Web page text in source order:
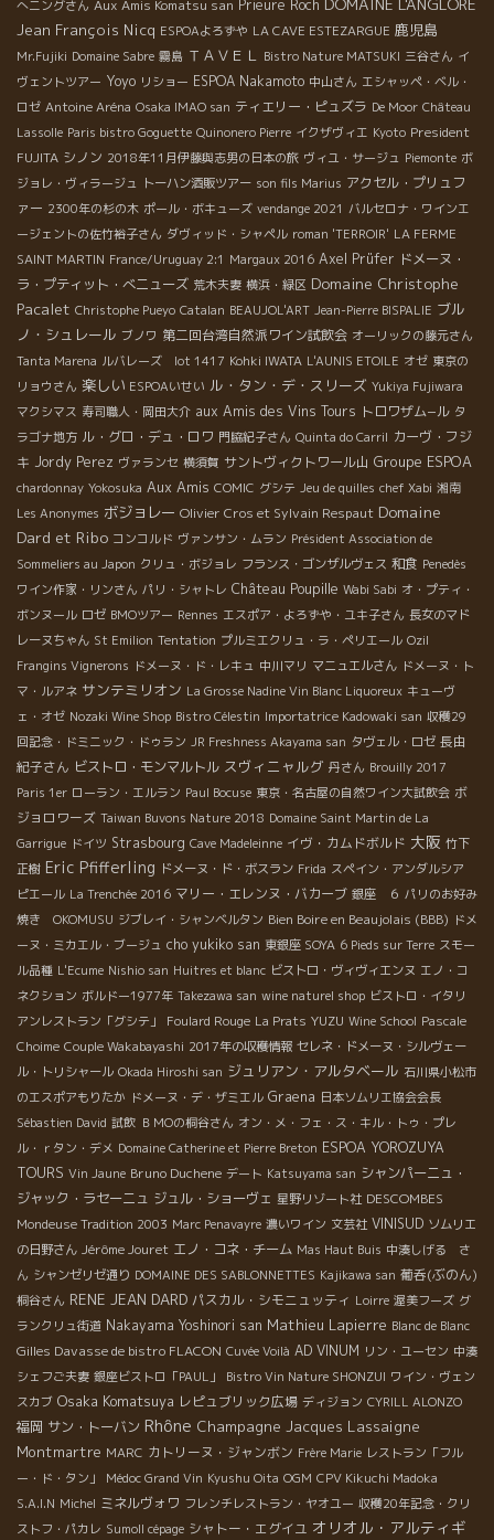
へニングさん Aux Amis Komatsu san Prieure Roch
Jean François Nicq ESPOAよろずや LA CAVE ESTEZARGUE 鹿児島
Mr.Fujiki Domaine Sabre 霧島 ＴＡＶＥＬ Bistro Nature MATSUKI 三谷さん イ
ヴェントツアー Yoyo リショー ESPOA Nakamoto 中山さん エシャッペ・ベル・
ロゼ Antoine Aréna Osaka IMAO san ティエリー・ピュズラ De Moor Château
Lassolle Paris bistro Goguette Quinonero Pierre イクザヴィエ Kyoto President
FUJITA シノン 2018年11月伊藤與志男の日本の旅 ヴィユ・サージュ Piemonte ボ
ジョレ・ヴィラージュ トーハン酒販ツアー son fils Marius アクセル・プリュフ
ァー 2300年の杉の木 ポール・ボキューズ vendange 2021 バルセロナ・ワインエ
ージェントの佐竹裕子さん ダヴィッド・シャペル roman 'TERROIR' LA FERME
SAINT MARTIN France/Uruguay 2:1 Margaux 2016 Axel Prüfer ドメーヌ・
ラ・プティット・べニューズ 荒木夫妻 横浜・緑区 Domaine Christophe
Pacalet Christophe Pueyo Catalan BEAUJOL'ART Jean-Pierre BISPALIE ブル
ノ・シュレール ブノワ 第二回台湾自然派ワイン試飲会 オーリックの藤元さん
Tanta Marena ルバレーズ lot 1417 Kohki IWATA L'AUNIS ETOILE オゼ 東京の
リョウさん 楽しい ESPOAいせい ル・タン・デ・スリーズ Yukiya Fujiwara
マクシマス 寿司職人・岡田大介 aux Amis des Vins Tours トロワザム−ル タ
ラゴナ地方 ル・グロ・デュ・ロワ 門脇紀子さん Quinta do Carril カーヴ・フジ
キ Jordy Perez ヴァランセ 横須賀 サントヴィクトワール山 Groupe ESPOA
chardonnay Yokosuka Aux Amis COMIC グシテ Jeu de quilles chef Xabi 湘南
Les Anonymes ボジョレー Olivier Cros et Sylvain Respaut Domaine
Dard et Ribo コンコルド ヴァンサン・ムラン Président Association de
Sommeliers au Japon クリュ・ボジョレ フランス・ゴンザルヴェス 和食 Penedès
ワイン作家・リンさん パリ・シャトレ Château Poupille Wabi Sabi オ・プティ・
ボンヌール ロゼ BMOツアー Rennes エスポア・よろずや・ユキ子さん 長女のマド
レーヌちゃん St Emilion Tentation プルミエクリュ・ラ・ペリエール Ozil
Frangins Vignerons ドメーヌ・ド・レキュ 中川マリ マニュエルさん ドメーヌ・ト
マ・ルアネ サンテミリオン La Grosse Nadine Vin Blanc Liquoreux キューヴ
ェ・オゼ Nozaki Wine Shop Bistro Célestin Importatrice Kadowaki san 収穫29
回記念・ドミニック・ドゥラン JR Freshness Akayama san タヴェル・ロゼ 長由
紀子さん ビストロ・モンマルトル スヴィニャルグ 丹さん Brouilly 2017
Paris 1er ローラン・エルラン Paul Bocuse 東京・名古屋の自然ワイン大試飲会 ボ
ジョロワーズ Taiwan Buvons Nature 2018 Domaine Saint Martin de La
Garrigue ドイツ Strasbourg Cave Madeleinne イヴ・カムドボルド 大阪 竹下
正樹 Eric Pfifferling ドメーヌ・ド・ボスラン Frida スペイン・アンダルシア
ピエール La Trenchée 2016 マリー・エレンヌ・バカーブ 銀座 ６ パリのお好み
焼き OKOMUSU ジブレイ・シャンベルタン Bien Boire en Beaujolais (BBB) ドメ
ーヌ・ミカエル・ブージュ cho yukiko san 東銀座 SOYA 6 Pieds sur Terre スモー
ル品種 L'Ecume Nishio san Huitres et blanc ビストロ・ヴィヴィエンヌ エノ・コ
ネクション ボルドー1977年 Takezawa san wine naturel shop ビストロ・イタリ
アンレストラン「グシテ」
Foulard Rouge La Prats YUZU Wine School Pascale
Choime Couple Wakabayashi 2017年の収穫情報 セレネ・ドメーヌ・シルヴェー
ル・トリシャール Okada Hiroshi san ジュリアン・アルタベール 石川県小松市
のエスポアもりたか ドメーヌ・デ・ザミエル Graena 日本ソムリエ協会会長
Sébastien David 試飲 ＢＭОの桐谷さん オン・メ・フェ・ス・キル・トゥ・プレ
ル・ｒタン・デメ Domaine Catherine et Pierre Breton ESPOA YOROZUYA
TOURS Vin Jaune Bruno Duchene デート Katsuyama san シャンパーニュ・
ジャック・ラセーニュ ジュル・ショーヴェ 星野リゾート社 DESCOMBES
Mondeuse Tradition 2003 Marc Penavayre 濃いワイン 文芸社 VINISUD ソムリエ
の日野さん Jérôme Jouret エノ・コネ・チーム Mas Haut Buis 中湊しげる さ
ん シャンゼリゼ通り DOMAINE DES SABLONNETTES Kajikawa san 葡呑(ぶのん)
桐谷さん RENE JEAN DARD パスカル・シモニュッティ Loirre 渥美フーズ グ
ランクリュ街道 Nakayama Yoshinori san Mathieu Lapierre Blanc de Blanc
Gilles Davasse de bistro FLACON Cuvée Voilà AD VINUM リン・ユーセン 中湊
シェフご夫妻 銀座ビストロ「PAUL」 Bistro Vin Nature SHONZUI ワイン・ヴェン
スカブ Osaka Komatsuya レピュブリック広場 ディジョン CYRILL ALONZO
福岡 サン・トーバン Rhône Champagne Jacques Lassaigne
Montmartre MARC カトリーヌ・ジャンボン Frère Marie レストラン「フル
ー・ド・タン」
Médoc Grand Vin Kyushu Oita OGM CPV Kikuchi Madoka
S.A.I.N Michel ミネルヴォワ フレンチレストラン・ヤオユー 収穫20年記念・クリ
ストフ・パカレ Sumoll cépage シャトー・エグイユ オリオル・アルティギ